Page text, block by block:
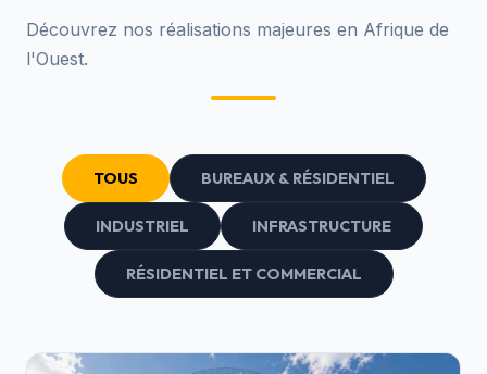
Découvrez nos réalisations majeures en Afrique de
l'Ouest.
TOUS BUREAUX & RÉSIDENTIEL
INDUSTRIEL INFRASTRUCTURE
RÉSIDENTIEL ET COMMERCIAL